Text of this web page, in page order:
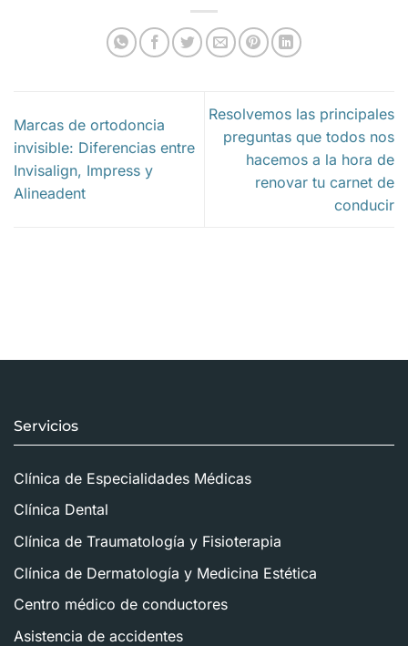
Marcas de ortodoncia
invisible: Diferencias entre
Invisalign, Impress y
Alineadent
Resolvemos las principales
preguntas que todos nos
hacemos a la hora de
renovar tu carnet de
conducir
Servicios
Clínica de Especialidades Médicas
Clínica Dental
Clínica de Traumatología y Fisioterapia
Clínica de Dermatología y Medicina Estética
Centro médico de conductores
Asistencia de accidentes